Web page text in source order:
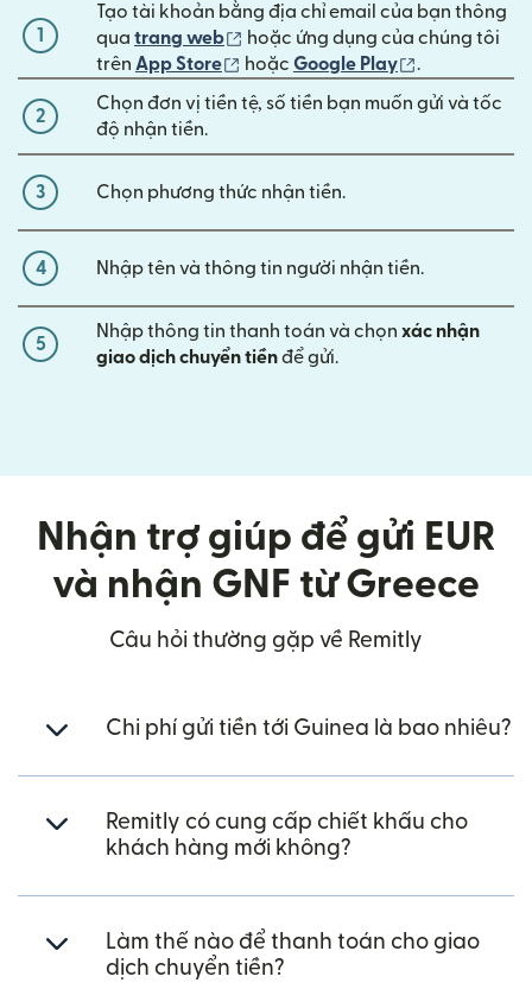
1
Tạo tài khoản bằng địa chỉ email của bạn thông
qua trang web (mở trong cửa sổ mới)
hoặc ứng dụng của chúng tôi
trên App Store (mở trong cửa sổ mới)
hoặc Google Play .
2
Chọn đơn vị tiền tệ, số tiền bạn muốn gửi và tốc
độ nhận tiền.
3 Chọn phương thức nhận tiền.
4 Nhập tên và thông tin người nhận tiền.
5
Nhập thông tin thanh toán và chọn xác nhận
giao dịch chuyển tiềnđể gửi.
Nhận trợ giúp để gửi EUR
và nhận GNF từ Greece
Câu hỏi thường gặp về Remitly
Chi phí gửi tiền tới Guinea là bao nhiêu?
Remitly có cung cấp chiết khấu cho
khách hàng mới không?
Làm thế nào để thanh toán cho giao
dịch chuyển tiền?